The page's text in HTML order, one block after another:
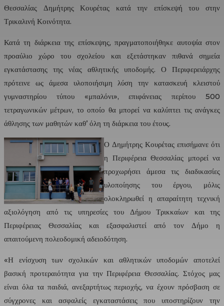
Θεσσαλίας Δημήτρης Κουρέτας κατά την επίσκεψή του στην
Τρικαλινή Κοινότητα.
Κατά τη διάρκεια της επίσκεψης, πραγματοποιήθηκε αυτοψία στον
προαύλιο χώρο του σχολείου και εξετάστηκαν πιθανά σημεία
εγκατάστασης της νέας αθλητικής υποδομής. Ο Περιφερειάρχης
πρότεινε ως άμεσα υλοποιήσιμη λύση την κατασκευή κλειστού
γυμναστηρίου τύπου «μπαλόνι», επιφάνειας περίπου 500
τετραγωνικών μέτρων, το οποίο θα μπορεί να καλύπτει τις ανάγκες
άθλησης των μαθητών καθ’ όλη τη διάρκεια του έτους.
Ο Δημήτρης Κουρέτας επισήμανε ότι
η Περιφέρεια Θεσσαλίας μπορεί να
προχωρήσει άμεσα τις διαδικασίες
υλοποίησης του έργου, μόλις
ολοκληρωθεί η απαραίτητη τεχνική
αξιολόγηση από τις υπηρεσίες του Δήμου Τρικκαίων και της
Περιφέρειας Θεσσαλίας και εξασφαλιστεί από τον Δήμο η
απαιτούμενη πολεοδομική αδειοδότηση.
«Η ενίσχυση των σχολικών και αθλητικών υποδομών αποτελεί
βασική προτεραιότητα για την Περιφέρεια Θεσσαλίας. Στόχος μας
είναι όλα τα παιδιά, ανεξαρτήτως περιοχής, να έχουν πρόσβαση σε
σύγχρονες και ασφαλείς εγκαταστάσεις που υποστηρίζουν την